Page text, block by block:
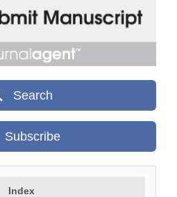
Search
Subscribe
Index